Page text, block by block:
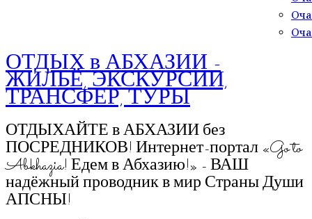
ОТДЫХ в АБХАЗИИ -
ЖИЛЬЁ, ЭКСКУРСИИ,
ТРАНСФЕР, ТУРЫ
ОТДЫХАЙТЕ в АБХАЗИИ без
ПОСРЕДНИКОВ! Интернет-портал «Go to
Abkhazia! Едем в Абхазию!» - ВАШ
надёжный проводник в мир Страны Души
АПСНЫ!